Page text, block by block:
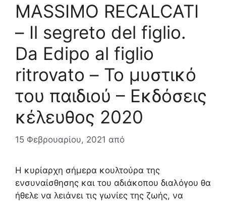
MASSIMO RECALCATI
– Il segreto del figlio.
Da Edipo al figlio
ritrovato – Το μυστικό
του παιδιού – Εκδόσεις
κέλευθος 2020
15 Φεβρουαρίου, 2021 από
Η κυρίαρχη σήμερα κουλτούρα της
ενσυναίσθησης και του αδιάκοπου διαλόγου θα
ήθελε να λειάνει τις γωνίες της ζωής, να